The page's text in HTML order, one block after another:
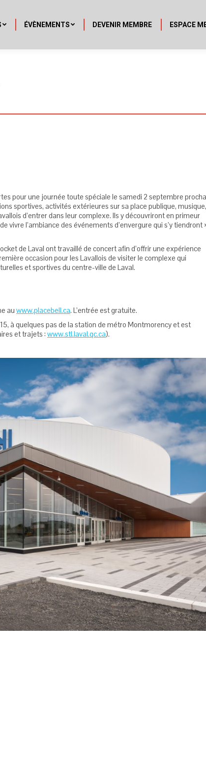
ÉVÈNEMENTS DEVENIR MEMBRE ESPACE
pour une journée toute spéciale le samedi 2 septembre
sportives, activités extérieures sur sa place publique, musique,
d’entrer dans leur complexe. Ils y découvriront en primeur
vivre l’ambiance des événements d’envergure qui s’y tiendront
de Laval ont travaillé de concert afin d’offrir une expérience
occasion pour les Lavallois de visiter le complexe qui
et sportives du centre-ville de Laval.
au www.placebell.ca. L’entrée est gratuite.
à quelques pas de la station de métro Montmorency et est
et trajets : www.stl.laval.qc.ca).